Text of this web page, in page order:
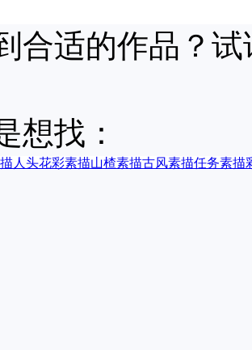
合适的作品？
想找：
人头花彩素描山楂素描古风素描任务素描